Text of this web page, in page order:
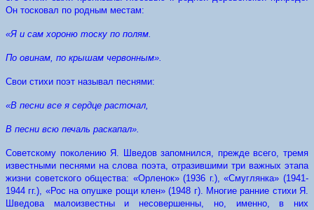
Он тосковал по родным местам:
«Я и сам хороню тоску по полям.
По овинам, по крышам червонным».
Свои стихи поэт называл песнями:
«В песни все я сердце расточал,
В песни всю печаль раскапал».
Советскому поколению Я. Шведов запомнился, прежде всего, тремя
известными песнями на слова поэта, отразившими три важных этапа
жизни советского общества: «Орленок» (1936 г.), «Смуглянка» (1941-
1944 гг.), «Рос на опушке рощи клен» (1948 г). Многие ранние стихи Я.
Шведова малоизвестны и несовершенны, но, именно, в них